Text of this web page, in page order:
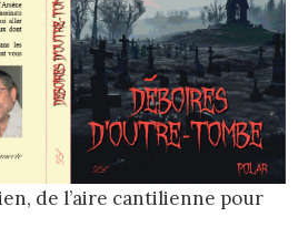
de l’aire cantilienne pour